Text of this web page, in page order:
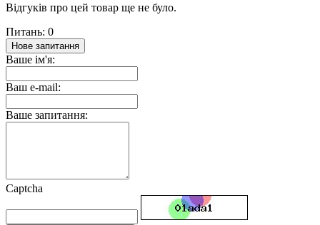
Відгуків про цей товар ще не було.
Питань: 0
Нове запитання
Ваше ім'я:
Ваш e-mail:
Ваше запитання:
Captcha